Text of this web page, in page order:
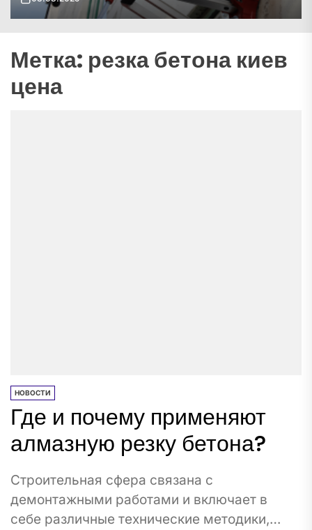
Метка: резка бетона киев
цена
НОВОСТИ
Где и почему применяют
алмазную резку бетона?
Строительная сфера связана с
демонтажными работами и включает в
себе различные технические методики,